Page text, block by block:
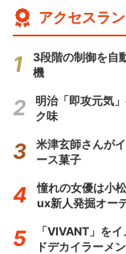
アクセスラ
3段階の制御を自
機
明治「即攻元気
ク味
米津玄師さんが
ース菓子
憧れの女優は小
ux新人発掘オー
「VIVANT」を
ドデカイラーメ